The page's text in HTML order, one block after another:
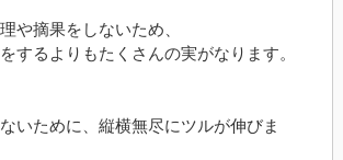
や摘果をしないため、
するよりもたくさんの実がなります。
いために、縦横無尽にツルが伸びま